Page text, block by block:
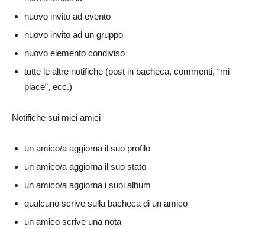
nuovo invito ad evento
nuovo invito ad un gruppo
nuovo elemento condiviso
tutte le altre notifiche (post in bacheca, commenti, “mi
piace”, ecc.)
Notifiche sui miei amici
un amico/a aggiorna il suo profilo
un amico/a aggiorna il suo stato
un amico/a aggiorna i suoi album
qualcuno scrive sulla bacheca di un amico
un amico scrive una nota